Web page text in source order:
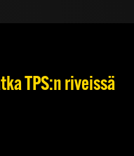
TPS:n riveissä